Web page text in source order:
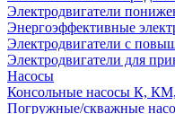
Электродвигатели
Энергоэффективные
Электродвигатели с
Электродвигатели для
Насосы
Консольные насосы К,
Погружные/скважные